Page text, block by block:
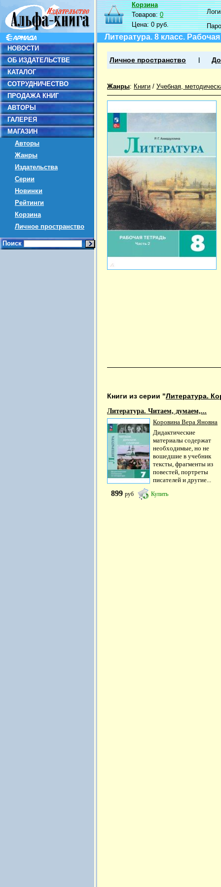
НОВОСТИ
ОБ ИЗДАТЕЛЬСТВЕ
КАТАЛОГ
СОТРУДНИЧЕСТВО
ПРОДАЖА КНИГ
АВТОРЫ
ГАЛЕРЕЯ
МАГАЗИН
Авторы
Жанры
Издательства
Серии
Новинки
Рейтинги
Корзина
Личное пространство
Поиск
Корзина
Товаров:0
Цена:0 руб.
Литература. 8 класс.
Личное пространство
Жанры: Книги / Учебная,
Книги из серии "Литература.
Литература. Читаем, думаем,...
Коровина Вера Яновна
Дидактические
материалы содержат
необходимые, но не
вошедшие в учебник
тексты, фрагменты из
повестей, портреты
писателей и другие...
899 руб Купить